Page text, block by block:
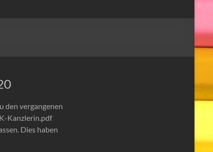
den vergangenen
Kanzlerin.pdf
Dies haben